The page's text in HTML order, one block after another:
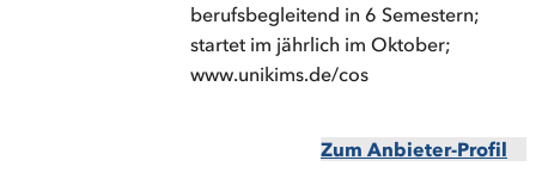
berufsbegleitend in 6 Semestern;
startet im jährlich im Oktober;
www.unikims.de/cos
Zum Anbieter-Profil